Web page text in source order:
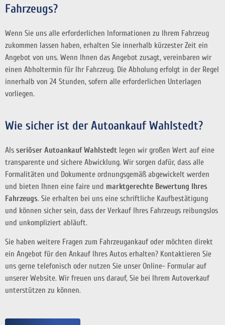
Fahrzeugs?
Wenn Sie uns alle erforderlichen Informationen zu Ihrem Fahrzeug
zukommen lassen haben, erhalten Sie innerhalb kürzester Zeit ein
Angebot von uns. Wenn Ihnen das Angebot zusagt, vereinbaren wir
einen Abholtermin für Ihr Fahrzeug. Die Abholung erfolgt in der Regel
innerhalb von 24 Stunden, sofern alle erforderlichen Unterlagen
vorliegen.
Wie sicher ist der Autoankauf Wahlstedt?
Als seriöser Autoankauf Wahlstedt legen wir großen Wert auf eine
transparente und sichere Abwicklung. Wir sorgen dafür, dass alle
Formalitäten und Dokumente ordnungsgemäß abgewickelt werden
und bieten Ihnen eine faire und marktgerechte Bewertung Ihres
Fahrzeugs. Sie erhalten bei uns eine schriftliche Kaufbestätigung
und können sicher sein, dass der Verkauf Ihres Fahrzeugs reibungslos
und unkompliziert abläuft.
Sie haben weitere Fragen zum Fahrzeugankauf oder möchten direkt
ein Angebot für den Ankauf Ihres Autos erhalten? Kontaktieren Sie
uns gerne telefonisch oder nutzen Sie unser Online- Formular auf
unserer Website. Wir freuen uns darauf, Sie bei Ihrem Autoverkauf
unterstützen zu können.